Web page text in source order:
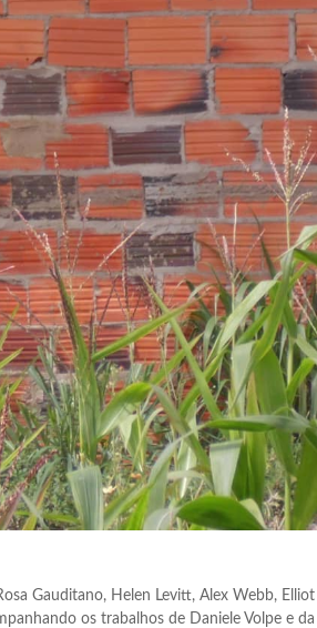
Gauditano, Helen Levitt, Alex Webb, Elliot
os trabalhos de Daniele Volpe e da